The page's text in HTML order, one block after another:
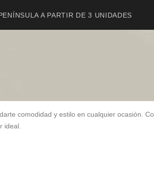
A PARTIR DE 3 UNIDADES
comodidad y estilo en cualquier ocasión.
ideal.